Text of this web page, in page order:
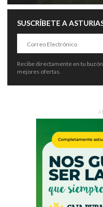
SUSCRÍBETE A
Recibe directamente en tu
mejores ofertas.